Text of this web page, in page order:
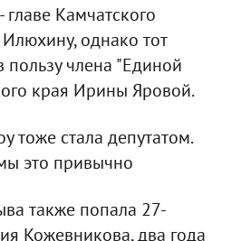
Камчатского
однако тот
пользу члена "Единой
края Ирины Яровой.
тоже стала депутатом.
это привычно
также попала 27-
Кожевникова, два года